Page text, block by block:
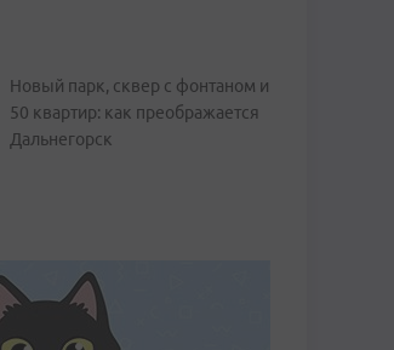
Новый парк, сквер с фонтаном и
50 квартир: как преображается
Дальнегорск